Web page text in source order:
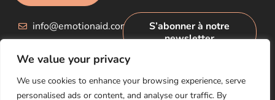
We value your privacy
We use cookies to enhance your browsing experience, serve
personalised ads or content, and analyse our traffic. By
info@emotionaid.com
S’abonner à notre
newsletter